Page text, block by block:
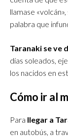
llamase
palabra que
Taranaki se ve
días soleados,
los nacidos en
Cómo ir al
Para llegar a
en autobús, a